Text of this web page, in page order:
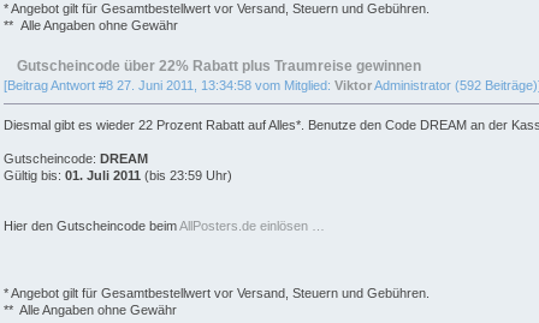
* Angebot gilt für Gesamtbestellwert vor Versand, Steuern und Gebühren.
** Alle Angaben ohne Gewähr
Gutscheincode über 22% Rabatt plus Traumreise gewinnen
[Beitrag Antwort #8 27. Juni 2011, 13:34:58 vom Mitglied: ViktorAdministrator (592
Diesmal gibt es wieder 22 Prozent Rabatt auf Alles*. Benutze den Code DREAM an der
Gutscheincode: DREAM
Gültig bis: 01. Juli 2011 (bis 23:59 Uhr)
Hier den Gutscheincode beimAllPosters.de einlösen …
* Angebot gilt für Gesamtbestellwert vor Versand, Steuern und Gebühren.
** Alle Angaben ohne Gewähr